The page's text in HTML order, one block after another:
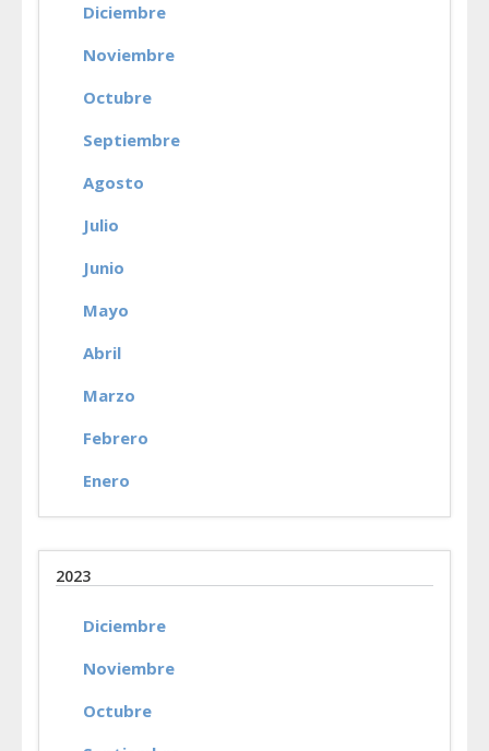
Diciembre
Noviembre
Octubre
Septiembre
Agosto
Julio
Junio
Mayo
Abril
Marzo
Febrero
Enero
2023
Diciembre
Noviembre
Octubre